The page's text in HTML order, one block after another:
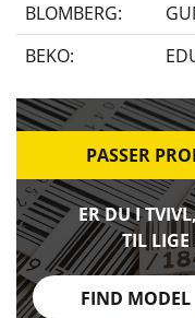
BLOMBERG:
BEKO:
PASSER
ER DU I
TIL
FIND MODEL